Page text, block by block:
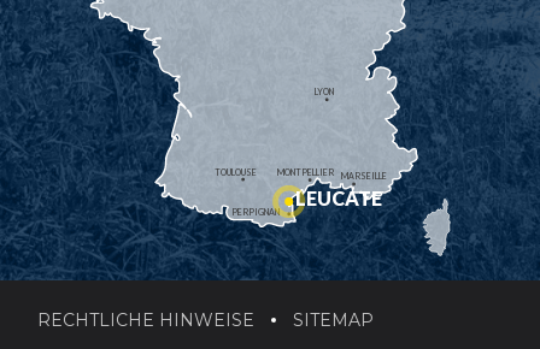
MONTPELLIER
PERPIGNAN
MARSEILLE
TOULOUSE
LYON
LEUCATE
RECHTLICHE HINWEISE SITEMAP